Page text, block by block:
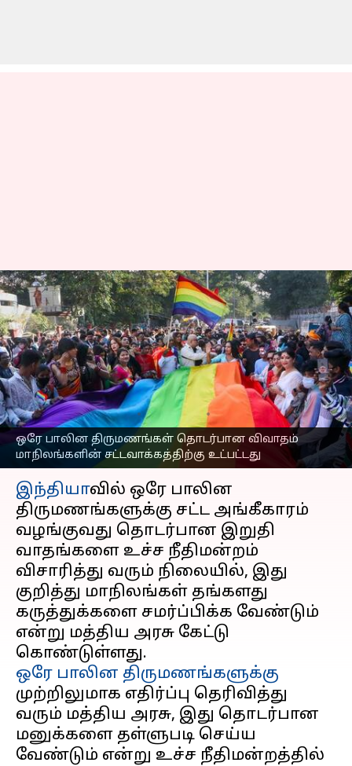
ஒரே பாலின திருமணங்கள் தொடர்பான விவாதம்
மாநிலங்களின் சட்டவாக்கத்திற்கு உட்பட்டது
ஒரே பாலின
திருமணங்கள் பற்றி
மாநிலங்கள் என்ன
நினைக்கிறது: மத்திய
அரசு கேள்வி
எழுதியவர் Sindhuja SM Apr 19, 2023 02:43 pm
செய்தி முன்னோட்டம்
இந்தியாவில் ஒரே பாலின
திருமணங்களுக்கு சட்ட அங்கீகாரம்
வழங்குவது தொடர்பான இறுதி
வாதங்களை உச்ச நீதிமன்றம்
விசாரித்து வரும் நிலையில், இது
குறித்து மாநிலங்கள் தங்களது
கருத்துக்களை சமர்ப்பிக்க வேண்டும்
என்று மத்திய அரசு கேட்டு
ஒரே பாலின திருமணங்களுக்கு
முற்றிலுமாக எதிர்ப்பு தெரிவித்து
வரும் மத்திய அரசு, இது தொடர்பான
மனுக்களை தள்ளுபடி செய்ய
வேண்டும் என்று உச்ச நீதிமன்றத்தில்